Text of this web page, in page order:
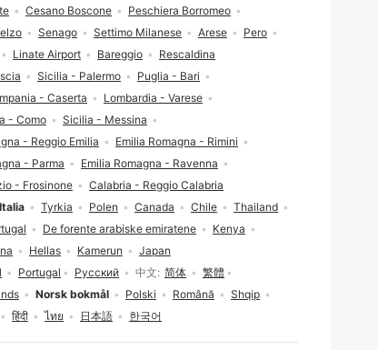
Portugal Русский 中文 简体
繁體
Norsk bokmål Polski Română
Shqip
हिंदी ไทย 日本語 한국어
Italia Tyrkia Polen Canada Chile
Thailand
De forente arabiske emiratene
Kenya
Hellas Kamerun Japan
Sicilia - Palermo
Puglia - Bari
- Caserta
Lombardia - Varese
- Como
Sicilia - Messina
- Reggio Emilia
Emilia Romagna - Rimini
- Parma
Emilia Romagna - Ravenna
- Frosinone Calabria - Reggio Calabria
Cesano Boscone
Peschiera Borromeo
Senago Settimo Milanese Arese
Pero
Linate Airport Bareggio Rescaldina